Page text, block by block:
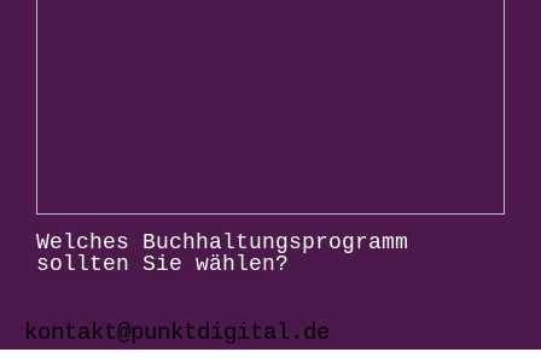
Welches Buchhaltungsprogramm
sollten Sie wählen?
kontakt@punktdigital.de